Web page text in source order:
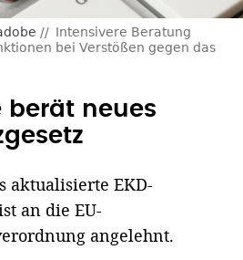
Intensivere Beratung
bei Verstößen gegen das
berät neues
aktualisierte EKD-
an die EU-
angelehnt.